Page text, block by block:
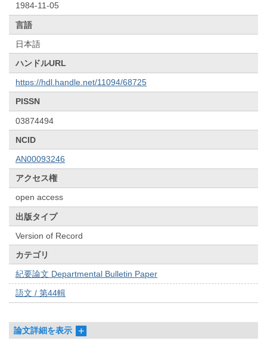
1984-11-05
言語
日本語
ハンドルURL
https://hdl.handle.net/11094/68725
PISSN
03874494
NCID
AN00093246
アクセス権
open access
出版タイプ
Version of Record
カテゴリ
紀要論文 Departmental Bulletin Paper
語文 / 第44輯
論文詳細を表示